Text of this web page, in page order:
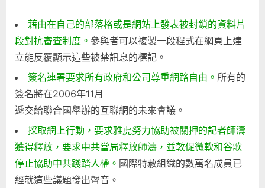
藉由在自己的部落格或是網站上發表被封鎖的資料片
段對抗審查制度。 參與者可以複製一段程式在網頁上建
立能反覆顯示這些被禁訊息的標記。
簽名連署要求所有政府和公司尊重網路自由。 所有的
簽名將在2006年11月
遞交給聯合國舉辦的互聯網的未來會議。
採取網上行動，要求雅虎努力協助被關押的記者師濤
獲得釋放，要求中共當局釋放師濤，並敦促微軟和谷歌
停止協助中共踐踏人權。 國際特赦組織的數萬名成員已
經就這些議題發出聲音。